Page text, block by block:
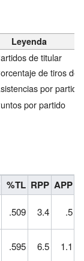
Leyenda
de titular
de tiros de
por partido
por partido
%TL RPP APP
.509 3.4 .5
.595 6.5 1.1